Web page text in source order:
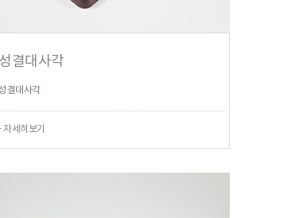
성결대사각
결대사각
자세히보기